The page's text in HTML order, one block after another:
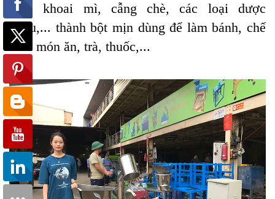
ngô, khoai mì, cẫng chè, các loại dược
thiệu,... thành bột mịn dùng để làm bánh, chế
biến món ăn, trà, thuốc,...